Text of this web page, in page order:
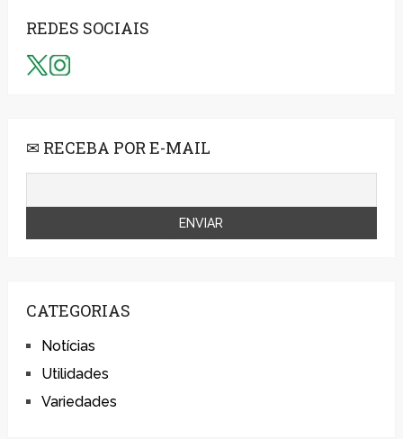
REDES SOCIAIS
✉ RECEBA POR E-MAIL
CATEGORIAS
Notícias
Utilidades
Variedades